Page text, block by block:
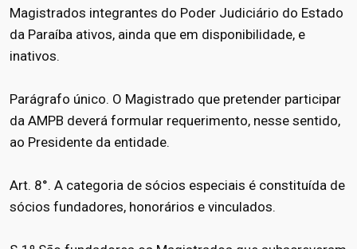
Magistrados integrantes do Poder Judiciário do Estado
da Paraíba ativos, ainda que em disponibilidade, e
inativos.
Parágrafo único. O Magistrado que pretender participar
da AMPB deverá formular requerimento, nesse sentido,
ao Presidente da entidade.
Art. 8°. A categoria de sócios especiais é constituída de
sócios fundadores, honorários e vinculados.